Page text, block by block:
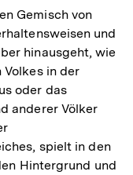
Gemisch von
und
hinausgeht, wie
in der
oder das
anderer Völker
spielt in den
Hintergrund und